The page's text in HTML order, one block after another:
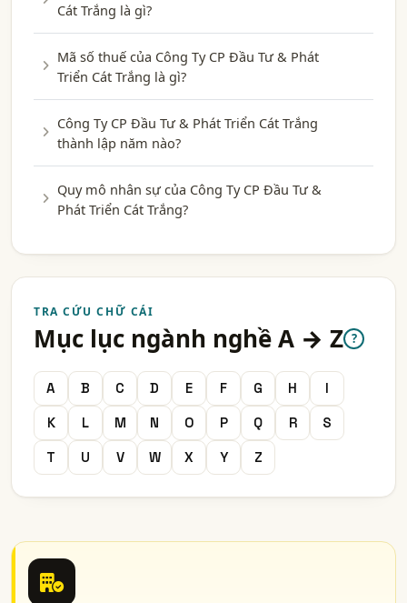
Cát Trắng là gì?
Mã số thuế của Công Ty CP Đầu Tư & Phát
Triển Cát Trắng là gì?
Công Ty CP Đầu Tư & Phát Triển Cát Trắng
thành lập năm nào?
Quy mô nhân sự của Công Ty CP Đầu Tư &
Phát Triển Cát Trắng?
TRA CỨU CHỮ CÁI
Mục lục ngành nghề A → Z ?
A B C D E F G H
I
K
L M N O P Q R
S
T
U V W X Y Z